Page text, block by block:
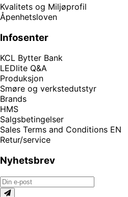
Kvalitets og Miljøprofil
Åpenhetsloven
Infosenter
KCL Bytter Bank
LEDlite Q&A
Produksjon
Smøre og verkstedutstyr
Brands
HMS
Salgsbetingelser
Sales Terms and Conditions EN
Retur/service
Nyhetsbrev